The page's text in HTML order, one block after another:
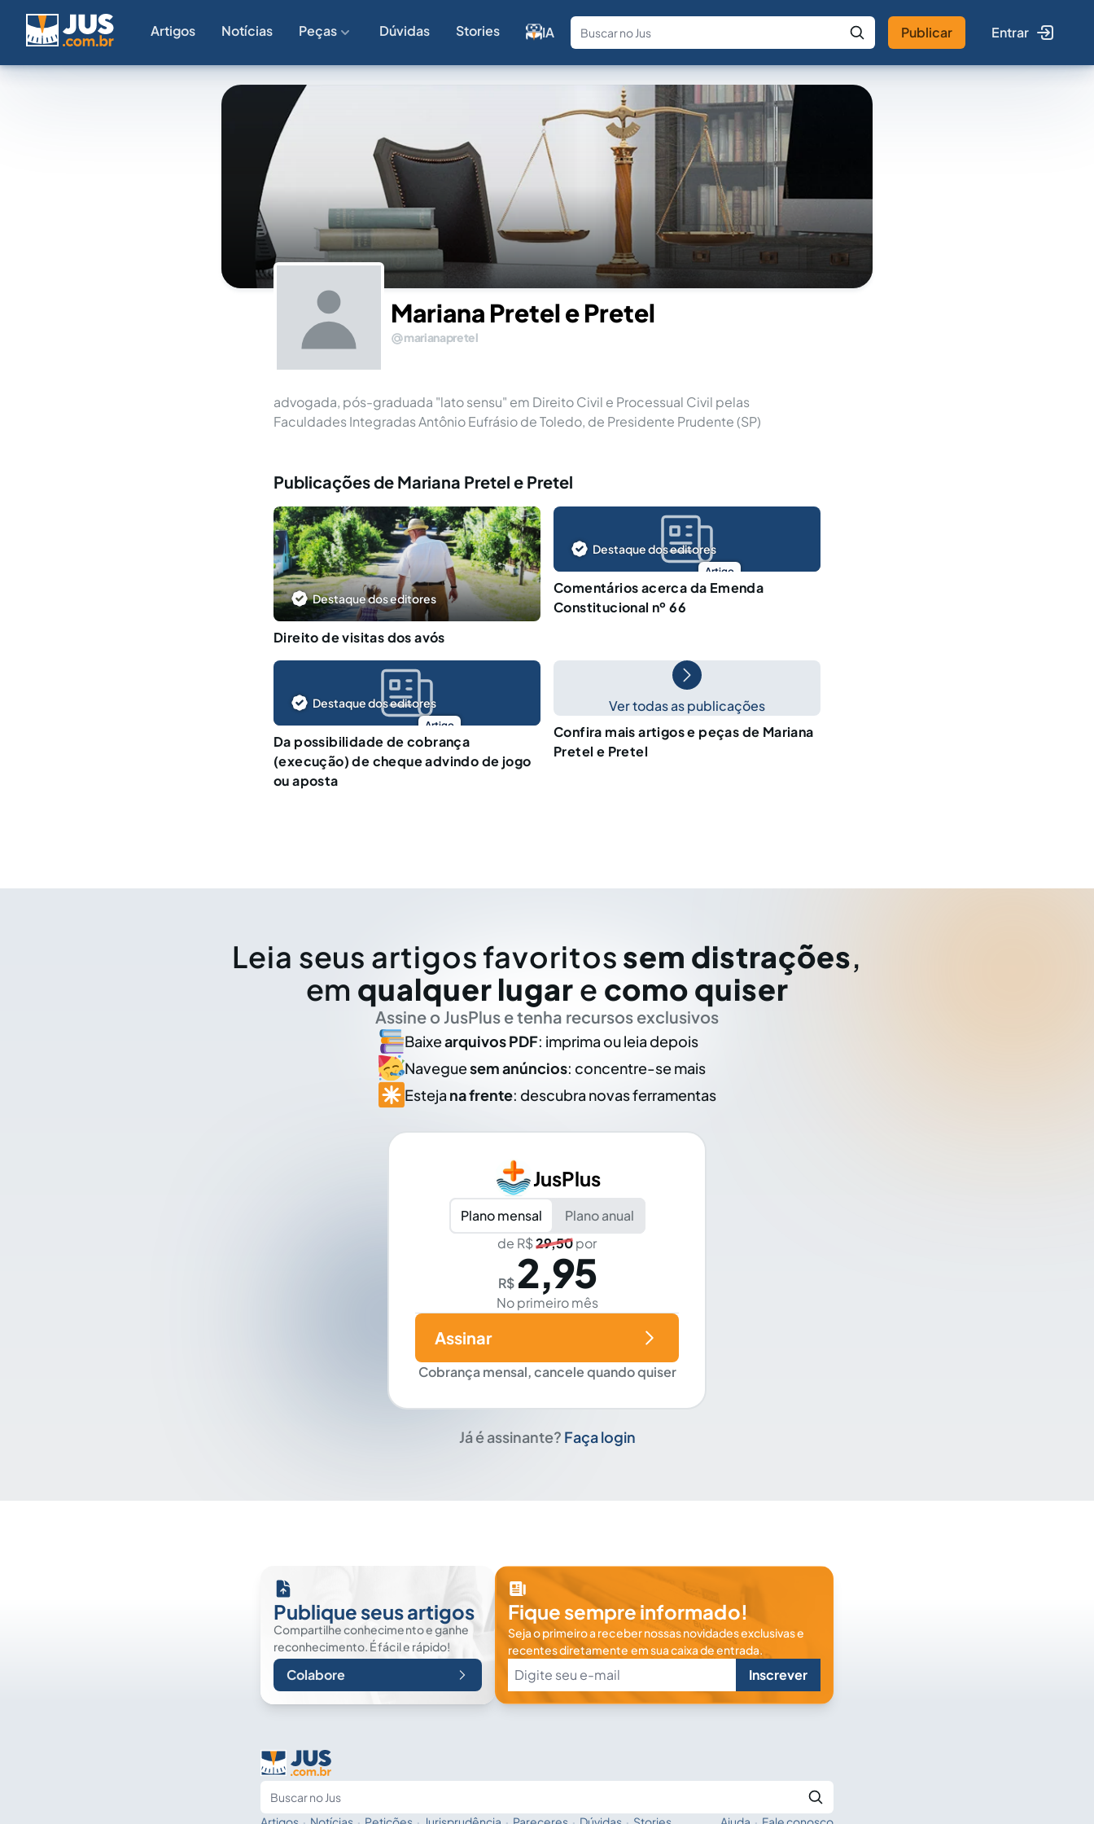
Artigos Notícias Peças Dúvidas Stories IA
Fale com a IA Buscar no Jus
Publicar Entrar
Mariana Pretel e Pretel
marianapretel
advogada, pós-graduada "lato sensu" em Direito Civil e Processual Civil pelas
Faculdades Integradas Antônio Eufrásio de Toledo, de Presidente Prudente (SP)
Publicações de Mariana Pretel e Pretel
Destaque dos editores
Direito de visitas dos avós
Artigo
Destaque dos editores
Comentários acerca da Emenda
Constitucional nº 66
Artigo
Destaque dos editores
Da possibilidade de cobrança
(execução) de cheque advindo de jogo
ou aposta
Ver todas as publicações
Confira mais artigos e peças de Mariana
Pretel e Pretel
Leia seus artigos favoritos sem distrações,
em qualquer lugar e como quiser
Assine o JusPlus e tenha recursos exclusivos
Baixearquivos PDF: imprima ou leia depois
Naveguesem anúncios: concentre-se mais
Esteja na frente: descubra novas ferramentas
JusPlus
Plano mensal
Plano anual
de R$29,50por
R$ 2,95
No primeiro mês
Cobrança mensal, cancele quando quiser
Assinar
Já é assinante? Faça login
Publique seus artigos
Compartilhe conhecimento e ganhe
reconhecimento. É fácil e rápido!
Colabore
Fique sempre informado!
Seja o primeiro a receber nossas novidades exclusivas e
recentes diretamente em sua caixa de entrada.
Inscrever